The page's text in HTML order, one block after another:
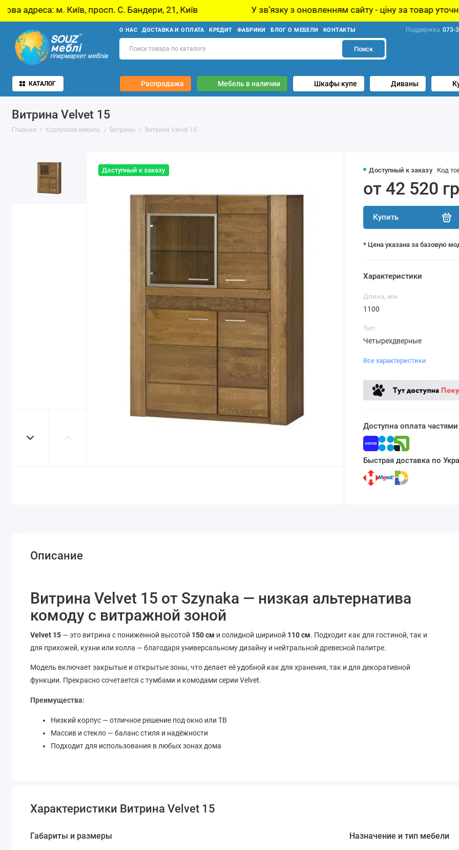
просп. С. Бандери, 21, Київ У звʼязку з оновленням сайту - ціну за товар уточнюйте у менеджера!
О НАС ДОСТАВКА И ОПЛАТА КРЕДИТ ФАБРИКИ БЛОГ О МЕБЕЛИ КОНТАКТЫ Поддержка 073-
Поиск
КАТАЛОГ Распродажа Мебель в наличии Шкафы купе Диваны
Витрина Velvet 15
Главная Корпусная мебель Витрины Витрина Velvet 15
Доступный к заказу Доступный к заказу Код
от 42 520
Купить
* Цена указана за базовую
Характеристики
Длина, мм
1100
Тип
Четырехдверные
Все характеристики
Доступна оплата
Быстрая доставка по
Описание
Витрина Velvet 15 от Szynaka — низкая альтернатива
комоду с витражной зоной
Velvet 15 — это витрина с пониженной высотой 150 см и солидной шириной 110 см. Подходит как для гостиной, так и
для прихожей, кухни или холла — благодаря универсальному дизайну и нейтральной древесной палитре.
Модель включает закрытые и открытые зоны, что делает её удобной как для хранения, так и для декоративной
функции. Прекрасно сочетается с тумбами и комодами серии Velvet.
Преимущества:
Низкий корпус — отличное решение под окно или ТВ
Массив и стекло — баланс стиля и надёжности
Подходит для использования в любых зонах дома
Характеристики Витрина Velvet 15
Габариты и размеры Назначение и тип мебели